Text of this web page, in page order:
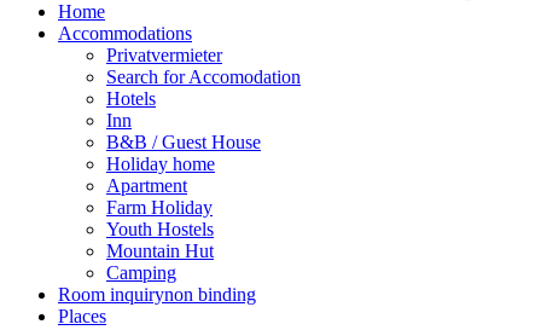
Home
Accommodations
Privatvermieter
Search for Accomodation
Hotels
Inn
B&B / Guest House
Holiday home
Apartment
Farm Holiday
Youth Hostels
Mountain Hut
Camping
Room inquirynon binding
Places